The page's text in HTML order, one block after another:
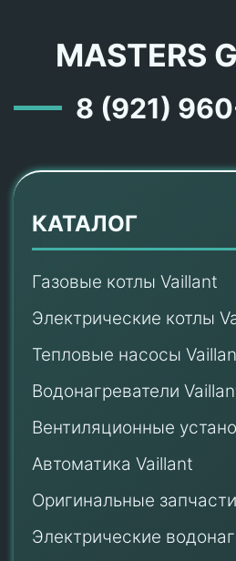
MASTERS
8 (921)
КАТАЛОГ
Газовые котлы Vaillant
Электрические котлы
Тепловые насосы
Водонагреватели
Вентиляционные
Автоматика Vaillant
Оригинальные
Электрические